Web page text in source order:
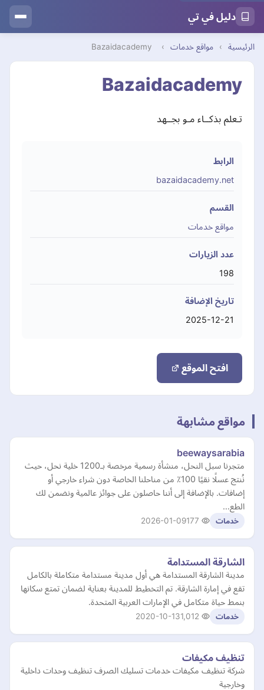
دليل في تي
الرئيسية › مواقع خدمات ›
Bazaidacademy
Bazaidacademy
تـعلم بذكــاء مـو بجــهد
الرابط
bazaidacademy.net
القسم
مواقع خدمات
عدد الزيارات
198
تاريخ الإضافة
2025-12-21
افتح الموقع
مواقع مشابهة
beewaysarabia
متجرنا سبل النحل، منشأة رسمية مرخصة بـ1200 خلية نحل، حيث
نُنتج عسلًا نقيًا 100٪ من مناحلنا الخاصة دون شراء خارجي أو
إضافات. بالإضافة إلى أننا حاصلون على جوائز عالمية ونضمن لك
الطع…
خدمات 2026-01-09
الشارقة المستدامة
مدينة الشارقة المستدامة هي أول مدينة مستدامة متكاملة بالكامل
تقع في إمارة الشارقة. تم التخطيط للمدينة بعناية لضمان تمتع سكانها
بنمط حياة متكامل في الإمارات العربية المتحدة.
خدمات 2020-10-13
تنظيف مكيفات
شركة تنظيف مكيفات خدمات تسليك الصرف تنظيف وحدات داخلية
وخارجية